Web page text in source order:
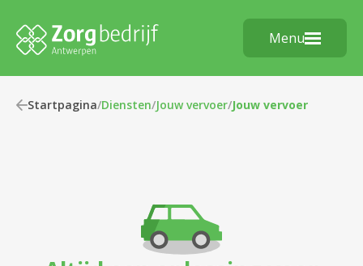
Menu
Startpagina/Diensten/Jouw vervoer/Jouw vervoer